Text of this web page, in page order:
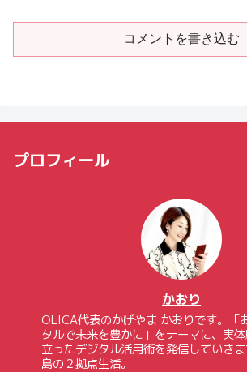
コメントを書き込む
プロフィール
かおり
OLICA代表のかげやま かおりです。「
タルで未来を豊かに」をテーマに、実
立ったデジタル活用術を発信していき
島の２拠点生活。